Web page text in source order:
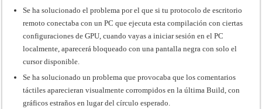
Se ha solucionado el problema por el que si tu protocolo de escritorio
remoto conectaba con un PC que ejecuta esta compilación con ciertas
configuraciones de GPU, cuando vayas a iniciar sesión en el PC
localmente, aparecerá bloqueado con una pantalla negra con solo el
cursor disponible.
Se ha solucionado un problema que provocaba que los comentarios
táctiles aparecieran visualmente corrompidos en la última Build, con
gráficos estraños en lugar del círculo esperado.